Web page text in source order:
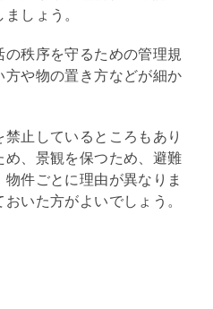
しょう。
の秩序を守るための管理規
や物の置き方などが細か
止しているところもあり
め、景観を保つため、避難
件ごとに理由が異なりま
いた方がよいでしょう。